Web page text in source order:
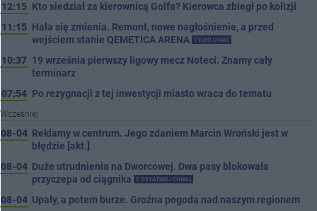
12:15 Kto siedział za kierownicą Golfa? Kierowca zbiegł po kolizji
11:15 Hala się zmienia. Remont, nowe nagłośnienie, a przed
wejściem stanie QEMETICA ARENA
TYLKO U NAS
10:37 19 września pierwszy ligowy mecz Noteci. Znamy cały
terminarz
07:54 Po rezygnacji z tej inwestycji miasto wraca do tematu
Wcześniej
08-04 Reklamy w centrum. Jego zdaniem Marcin Wroński jest w
błędzie [akt.]
08-04 Duże utrudnienia na Dworcowej. Dwa pasy blokowała
przyczepa od ciągnika
Z OSTATNIEJ CHWILI
08-04 Upały, a potem burze. Groźna pogoda nad naszym regionem